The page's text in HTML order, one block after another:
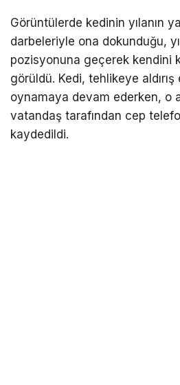
Görüntülerde kedinin yılanın
darbeleriyle ona dokunduğu,
pozisyonuna geçerek kendini
görüldü. Kedi, tehlikeye aldırış
oynamaya devam ederken, o
vatandaş tarafından cep
kaydedildi.